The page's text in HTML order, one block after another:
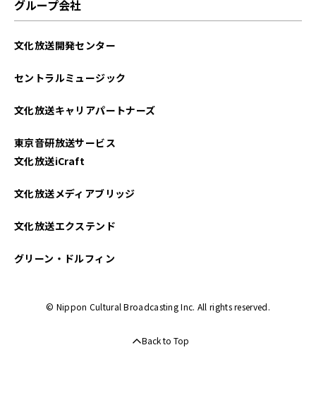
2022年07月
2022年01月
2021年12月
2021年11月
グループ会社
文化放送開発センター
セントラルミュージック
文化放送キャリアパートナーズ
東京音研放送サービス
文化放送iCraft
文化放送メディアブリッジ
文化放送エクステンド
グリーン・ドルフィン
© Nippon Cultural Broadcasting Inc. All rights reserved.
Back to Top